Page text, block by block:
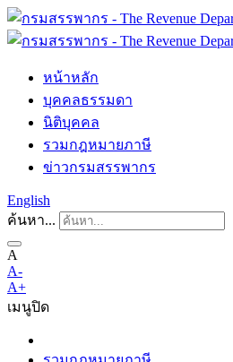
หน้าหลัก
บุคคลธรรมดา
นิติบุคคล
รวมกฎหมายภาษี
ข่าวกรมสรรพากร
English
ค้นหา...
A
A-
A+
เมนูปิด